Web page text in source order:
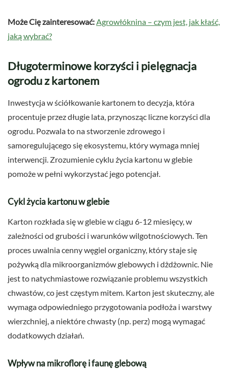
Może Cię zainteresować: Agrowłóknina – czym jest, jak kłaść,
jaką wybrać?
Długoterminowe korzyści i pielęgnacja
ogrodu z kartonem
Inwestycja w ściółkowanie kartonem to decyzja, która
procentuje przez długie lata, przynosząc liczne korzyści dla
ogrodu. Pozwala to na stworzenie zdrowego i
samoregulującego się ekosystemu, który wymaga mniej
interwencji. Zrozumienie cyklu życia kartonu w glebie
pomoże w pełni wykorzystać jego potencjał.
Cykl życia kartonu w glebie
Karton rozkłada się w glebie w ciągu 6-12 miesięcy, w
zależności od grubości i warunków wilgotnościowych. Ten
proces uwalnia cenny węgiel organiczny, który staje się
pożywką dla mikroorganizmów glebowych i dżdżownic. Nie
jest to natychmiastowe rozwiązanie problemu wszystkich
chwastów, co jest częstym mitem. Karton jest skuteczny, ale
wymaga odpowiedniego przygotowania podłoża i warstwy
wierzchniej, a niektóre chwasty (np. perz) mogą wymagać
dodatkowych działań.
Wpływ na mikroflorę i faunę glebową